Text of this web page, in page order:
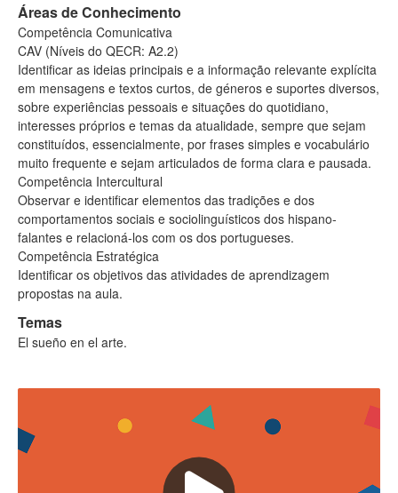
Áreas de Conhecimento
Competência Comunicativa
CAV (Níveis do QECR: A2.2)
Identificar as ideias principais e a informação relevante explícita
em mensagens e textos curtos, de géneros e suportes diversos,
sobre experiências pessoais e situações do quotidiano,
interesses próprios e temas da atualidade, sempre que sejam
constituídos, essencialmente, por frases simples e vocabulário
muito frequente e sejam articulados de forma clara e pausada.
Competência Intercultural
Observar e identificar elementos das tradições e dos
comportamentos sociais e sociolinguísticos dos hispano-
falantes e relacioná-los com os dos portugueses.
Competência Estratégica
Identificar os objetivos das atividades de aprendizagem
propostas na aula.
Temas
El sueño en el arte.